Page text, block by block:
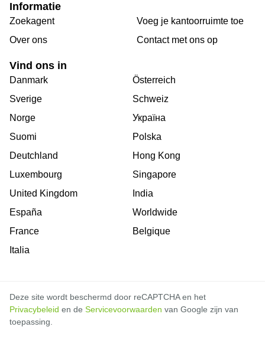
Informatie
Zoekagent
Over ons
Voeg je kantoorruimte toe
Сontact met ons op
Vind ons in
Danmark
Sverige
Norge
Suomi
Deutchland
Luxembourg
United Kingdom
España
France
Italia
Österreich
Schweiz
Україна
Polska
Hong Kong
Singapore
India
Worldwide
Belgique
Deze site wordt beschermd door reCAPTCHA en het
Privacybeleid en de Servicevoorwaarden van Google zijn van
toepassing.